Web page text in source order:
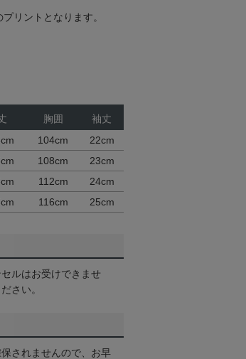
リントとなります。
胸囲
袖丈
104cm
22cm
108cm
23cm
112cm
24cm
116cm 25cm
ルはお受けできませ
さい。
されませんので、お早